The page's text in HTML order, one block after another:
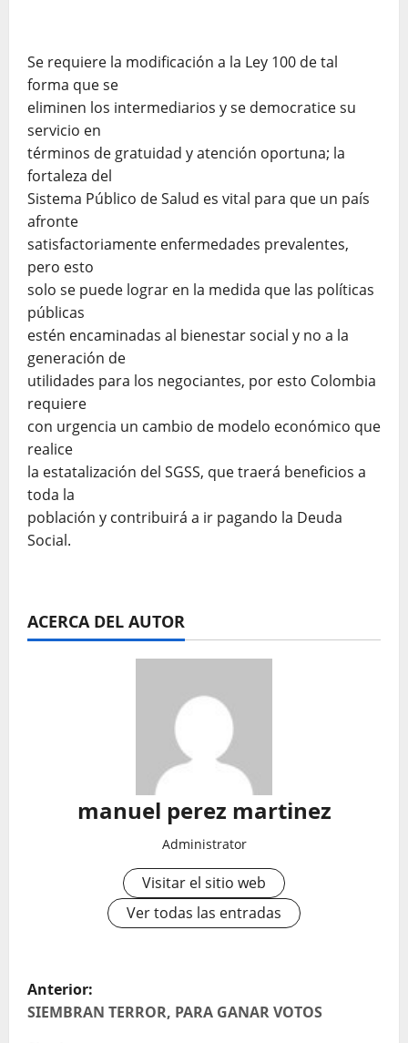
Se requiere la modificación a la Ley 100 de tal
forma que se
eliminen los intermediarios y se democratice su
servicio en
términos de gratuidad y atención oportuna; la
fortaleza del
Sistema Público de Salud es vital para que un país
afronte
satisfactoriamente enfermedades prevalentes,
pero esto
solo se puede lograr en la medida que las políticas
públicas
estén encaminadas al bienestar social y no a la
generación de
utilidades para los negociantes, por esto Colombia
requiere
con urgencia un cambio de modelo económico que
realice
la estatalización del SGSS, que traerá beneficios a
toda la
población y contribuirá a ir pagando la Deuda
Social.
ACERCA DEL AUTOR
manuel perez martinez
Administrator
Visitar el sitio web
Ver todas las entradas
N
a
Anterior:
SIEMBRAN TERROR, PARA GANAR VOTOS